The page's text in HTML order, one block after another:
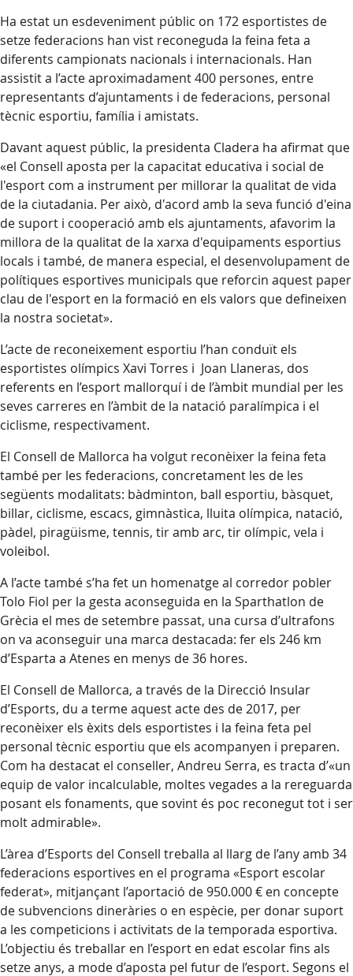
Ha estat un esdeveniment públic on 172 esportistes de
setze federacions han vist reconeguda la feina feta a
diferents campionats nacionals i internacionals. Han
assistit a l’acte aproximadament 400 persones, entre
representants d’ajuntaments i de federacions, personal
tècnic esportiu, família i amistats.
Davant aquest públic, la presidenta Cladera ha afirmat que
«el Consell aposta per la capacitat educativa i social de
l'esport com a instrument per millorar la qualitat de vida
de la ciutadania. Per això, d'acord amb la seva funció d'eina
de suport i cooperació amb els ajuntaments, afavorim la
millora de la qualitat de la xarxa d'equipaments esportius
locals i també, de manera especial, el desenvolupament de
polítiques esportives municipals que reforcin aquest paper
clau de l'esport en la formació en els valors que defineixen
la nostra societat».
L’acte de reconeixement esportiu l’han conduït els
esportistes olímpics Xavi Torres i Joan Llaneras, dos
referents en l’esport mallorquí i de l’àmbit mundial per les
seves carreres en l’àmbit de la natació paralímpica i el
ciclisme, respectivament.
El Consell de Mallorca ha volgut reconèixer la feina feta
també per les federacions, concretament les de les
següents modalitats: bàdminton, ball esportiu, bàsquet,
billar, ciclisme, escacs, gimnàstica, lluita olímpica, natació,
pàdel, piragüisme, tennis, tir amb arc, tir olímpic, vela i
voleibol.
A l’acte també s’ha fet un homenatge al corredor pobler
Tolo Fiol per la gesta aconseguida en la Sparthatlon de
Grècia el mes de setembre passat, una cursa d’ultrafons
on va aconseguir una marca destacada: fer els 246 km
d’Esparta a Atenes en menys de 36 hores.
El Consell de Mallorca, a través de la Direcció Insular
d’Esports, du a terme aquest acte des de 2017, per
reconèixer els èxits dels esportistes i la feina feta pel
personal tècnic esportiu que els acompanyen i preparen.
Com ha destacat el conseller, Andreu Serra, es tracta d’«un
equip de valor incalculable, moltes vegades a la rereguarda
posant els fonaments, que sovint és poc reconegut tot i ser
molt admirable».
L’àrea d’Esports del Consell treballa al llarg de l’any amb 34
federacions esportives en el programa «Esport escolar
federat», mitjançant l’aportació de 950.000 € en concepte
de subvencions dineràries o en espècie, per donar suport
a les competicions i activitats de la temporada esportiva.
L’objectiu és treballar en l’esport en edat escolar fins als
setze anys, a mode d’aposta pel futur de l’esport. Segons el